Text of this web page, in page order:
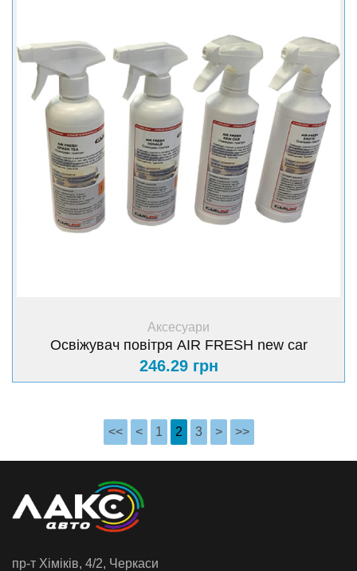
Аксесуари
Освіжувач повітря AIR FRESH new car
246.29 грн
<< < 1 2 3 > >>
пр-т Хiмiкiв, 4/2, Черкаси